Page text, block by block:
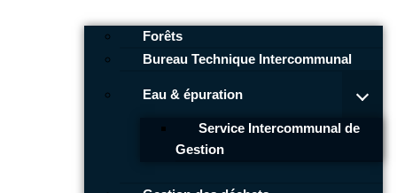
Forêts
Bureau Technique Intercommunal
Eau & épuration
Service Intercommunal de
Gestion